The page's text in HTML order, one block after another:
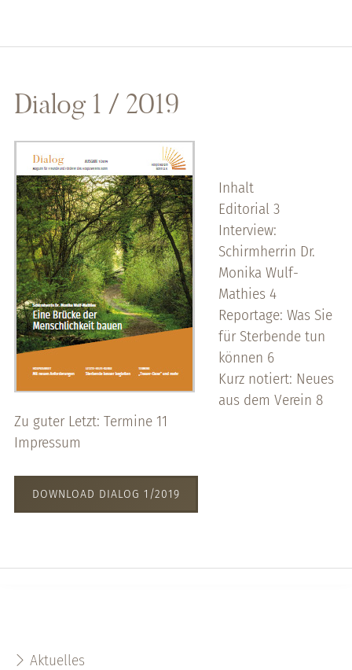
Dialog 1 / 2019
Inhalt
Editorial 3
Interview:
Schirmherrin Dr.
Monika Wulf-
Mathies 4
Reportage: Was Sie
für Sterbende tun
können 6
Kurz notiert: Neues
aus dem Verein 8
Zu guter Letzt: Termine 11
Impressum
DOWNLOAD DIALOG 1/2019
Aktuelles